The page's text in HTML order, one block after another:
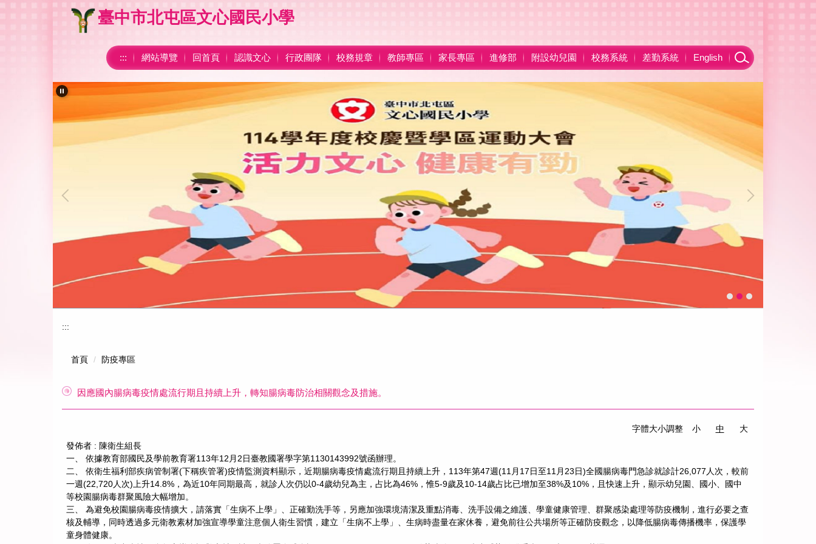
臺中市北屯區文心國民小學
::: 網站導覽 回首頁 認識文心 行政團隊 校務規章 教師專區 家長專區 進修部 附設幼兒園 校務系統 差勤系統 English
:::
首頁 防疫專區
因應國內腸病毒疫情處流行期且持續上升，轉知腸病毒防治相關觀念及措施。
字體大小調整 小 中
大
發佈者 : 陳衛生組長
一、 依據教育部國民及學前教育署113年12月2日臺教國署學字第1130143992號函辦理。
二、 依衛生福利部疾病管制署(下稱疾管署)疫情監測資料顯示，近期腸病毒疫情處流行期且持續上升，113年第47週(11月17日至11月23日)全國腸病毒門急診就診計26,077人次，較前
一週(22,720人次)上升14.8%，為近10年同期最高，就診人次仍以0-4歲幼兒為主，占比為46%，惟5-9歲及10-14歲占比已增加至38%及10%，且快速上升，顯示幼兒園、國小、國中
等校園腸病毒群聚風險大幅增加。
三、 為避免校園腸病毒疫情擴大，請落實「生病不上學」、正確勤洗手等，另應加強環境清潔及重點消毒、洗手設備之維護、學童健康管理、群聚感染處理等防疫機制，進行必要之查
核及輔導，同時透過多元衛教素材加強宣導學童注意個人衛生習慣，建立「生病不上學」、生病時盡量在家休養，避免前往公共場所等正確防疫觀念，以降低腸病毒傳播機率，保護學
童身體健康。